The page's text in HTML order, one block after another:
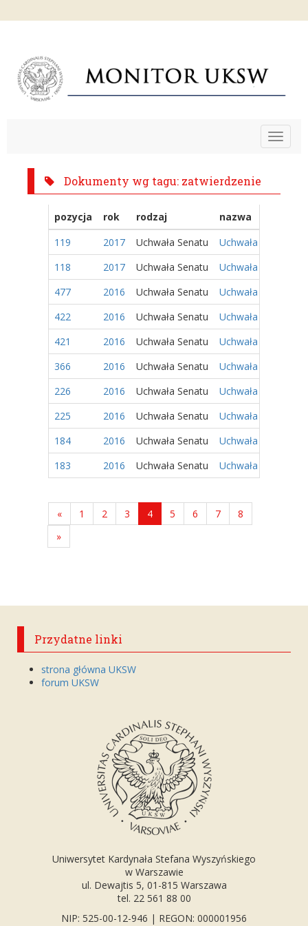
Toggle
Dokumenty wg tagu: zatwierdzenie
pozycja rok rodzaj
nazwa
119
2017 Uchwała Senatu
Uchwała Nr 41/
118
2017 Uchwała Senatu
Uchwała Nr 40/
477
2016 Uchwała Senatu
Uchwała Nr 241/
422
2016 Uchwała Senatu
Uchwała Nr 225/
421
2016 Uchwała Senatu
Uchwała Nr 224/
366
2016 Uchwała Senatu
Uchwała Nr 180/
226
2016 Uchwała Senatu
Uchwała Nr 106/
225
2016 Uchwała Senatu
Uchwała Nr 105/
184
2016 Uchwała Senatu
Uchwała Nr 84/
183
2016 Uchwała Senatu Uchwała Nr 83/
« 1 2 3 4 5 6 7
8
»
Przydatne linki
strona główna UKSW
forum UKSW
Uniwersytet Kardynała Stefana Wyszyńskiego
w Warszawie
ul. Dewajtis 5, 01-815 Warszawa
tel. 22 561 88 00
NIP: 525-00-12-946 | REGON: 000001956